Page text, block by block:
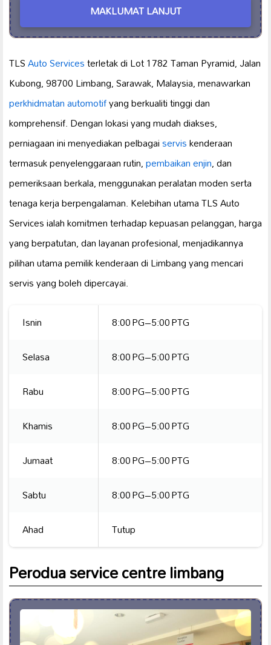
MAKLUMAT LANJUT
TLSAuto Servicesterletak di Lot 1782 Taman Pyramid, Jalan
Kubong, 98700 Limbang, Sarawak, Malaysia, menawarkan
perkhidmatan automotifyang berkualiti tinggi dan
komprehensif. Dengan lokasi yang mudah diakses,
perniagaan ini menyediakan pelbagaiserviskenderaan
termasuk penyelenggaraan rutin,pembaikan enjin, dan
pemeriksaan berkala, menggunakan peralatan moden serta
tenaga kerja berpengalaman. Kelebihan utama TLS Auto
Services ialah komitmen terhadap kepuasan pelanggan, harga
yang berpatutan, dan layanan profesional, menjadikannya
pilihan utama pemilik kenderaan di Limbang yang mencari
servis yang boleh dipercayai.
Isnin
8:00 PG–5:00 PTG
Selasa
8:00 PG–5:00 PTG
Rabu
8:00 PG–5:00 PTG
Khamis
8:00 PG–5:00 PTG
Jumaat
8:00 PG–5:00 PTG
Sabtu
8:00 PG–5:00 PTG
Ahad
Tutup
Perodua service centre limbang